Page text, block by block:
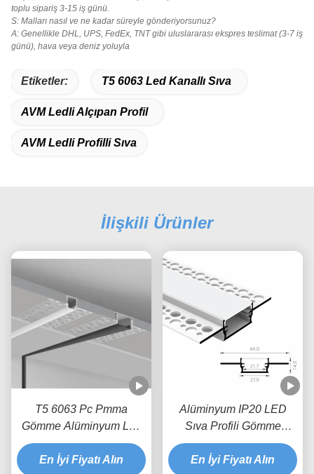
toplu sipariş 3-15 iş günü.
S: Malları nasıl ve ne kadar süreyle gönderiyorsunuz?
A: Genellikle DHL, UPS, FedEx, TNT gibi uluslararası ekspres teslimat (3-7 iş
günü), hava veya deniz yoluyla
Etiketler: T5 6063 Led Kanallı Sıva
AVM Ledli Alçıpan Profil
AVM Ledli Profilli Sıva
İlişkili Ürünler
T5 6063 Pc Pmma
Gömme Alüminyum Led
Profil Alçıpan İçin 5mm
Pcb
En İyi Fiyatı Alın
Alüminyum IP20 LED
Sıva Profili Gömme
Ekstrüzyon Kanalı
En İyi Fiyatı Alın